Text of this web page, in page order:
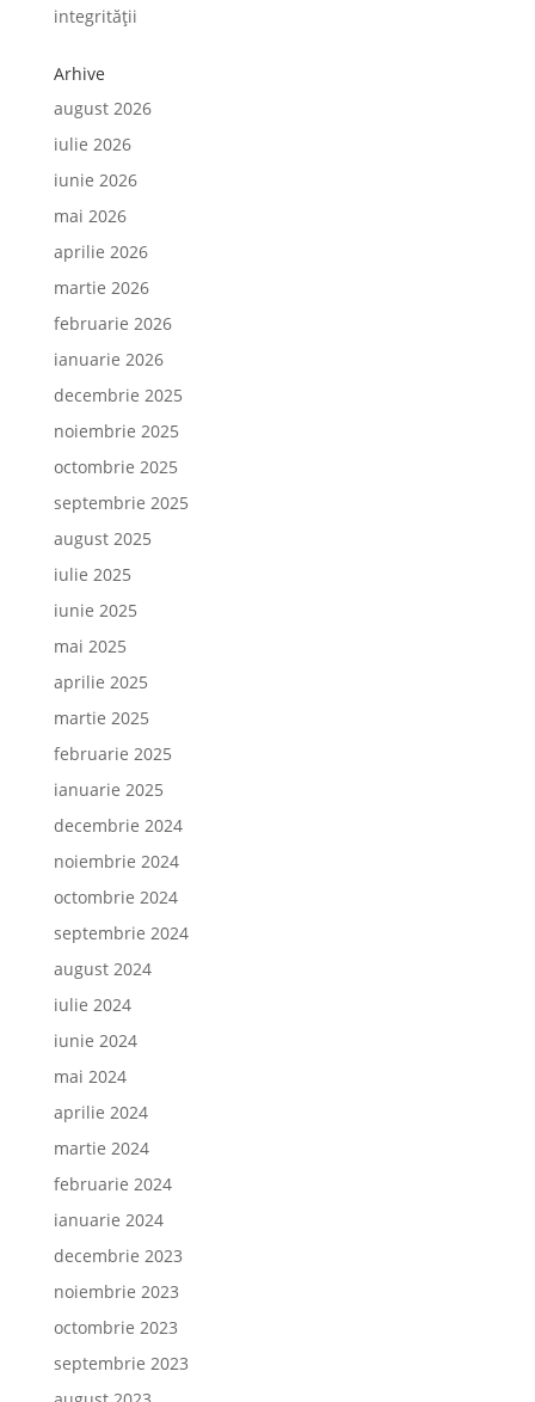
integrității
Arhive
august 2026
iulie 2026
iunie 2026
mai 2026
aprilie 2026
martie 2026
februarie 2026
ianuarie 2026
decembrie 2025
noiembrie 2025
octombrie 2025
septembrie 2025
august 2025
iulie 2025
iunie 2025
mai 2025
aprilie 2025
martie 2025
februarie 2025
ianuarie 2025
decembrie 2024
noiembrie 2024
octombrie 2024
septembrie 2024
august 2024
iulie 2024
iunie 2024
mai 2024
aprilie 2024
martie 2024
februarie 2024
ianuarie 2024
decembrie 2023
noiembrie 2023
octombrie 2023
septembrie 2023